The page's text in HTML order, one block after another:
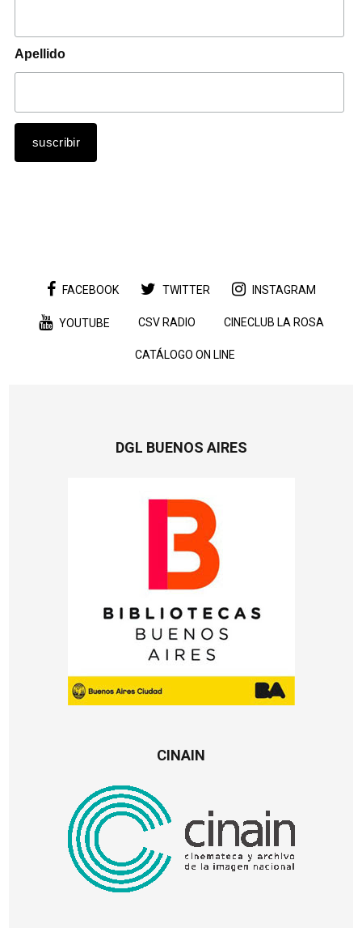
Apellido
FACEBOOK TWITTER INSTAGRAM
YOUTUBE CSV RADIO CINECLUB LA ROSA
CATÁLOGO ON LINE
DGL BUENOS AIRES
CINAIN